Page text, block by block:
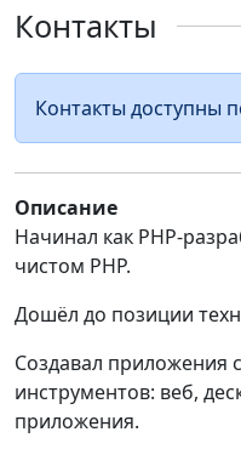
Контакты
Контакты доступны
Описание
Начинал как PHP-
чистом PHP.
Дошёл до позиции
Создавал
инструментов: веб,
приложения.